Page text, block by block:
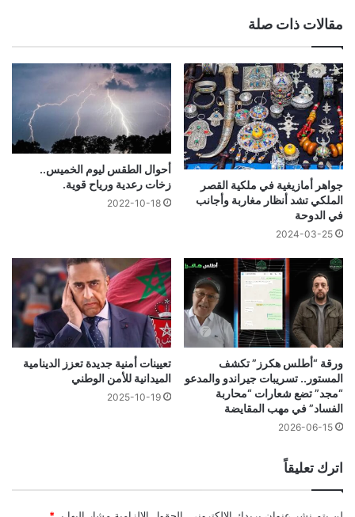
مقالات ذات صلة
جواهر أمازيغية في ملكية القصر
الملكي تشد أنظار مغاربة وأجانب
في الدوحة
2024-03-25
أحوال الطقس ليوم الخميس..
زخات رعدية ورياح قوية.
2022-10-18
ورقة “أطلس هكرز” تكشف
المستور.. تسريبات جيراندو والمدعو
“مجد” تضع شعارات “محاربة
الفساد” في مهب المقايضة
2026-06-15
تعيينات أمنية جديدة تعزز الدينامية
الميدانية للأمن الوطني
2025-10-19
اترك تعليقاً